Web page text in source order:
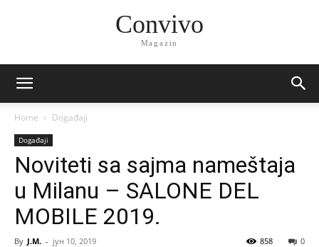
Convivo
Magazin
Home Događaji
Događaji
Noviteti sa sajma nameštaja
u Milanu – SALONE DEL
MOBILE 2019.
By J.M. - јун 10, 2019 0
858